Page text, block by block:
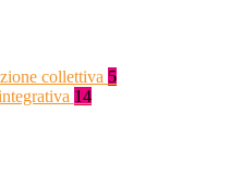
collettiva 5
14